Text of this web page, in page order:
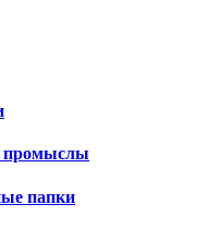
промыслы
папки